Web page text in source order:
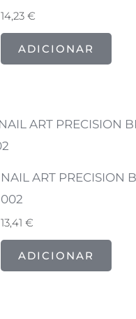
14,23€
ADICIONAR
NAIL ART PRECISION
002
13,41€
ADICIONAR